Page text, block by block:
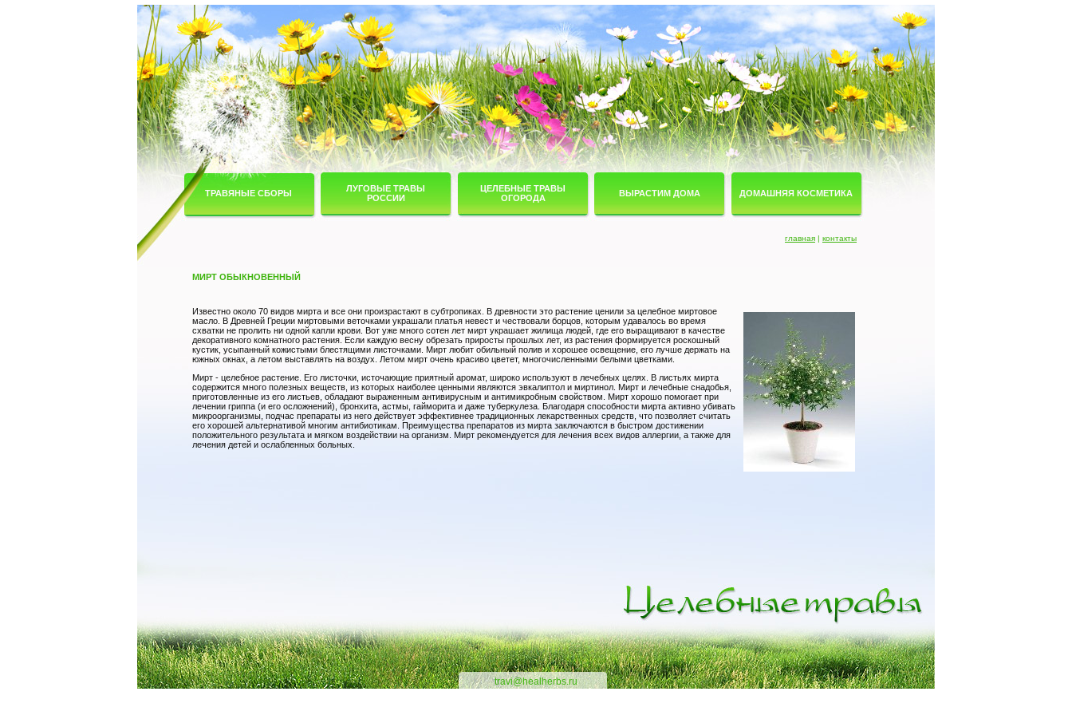
ТРАВЯНЫЕ СБОРЫ
ЛУГОВЫЕ ТРАВЫ
РОССИИ
ЦЕЛЕБНЫЕ ТРАВЫ
ОГОРОДА
ВЫРАСТИМ ДОМА ДОМАШНЯЯ КОСМЕТИКА
главная | контакты
МИРТ ОБЫКНОВЕННЫЙ
Известно около 70 видов мирта и все они произрастают в субтропиках. В древности это растение ценили за целебное миртовое
масло. В Древней Греции миртовыми веточками украшали платья невест и чествовали борцов, которым удавалось во время
схватки не пролить ни одной капли крови. Вот уже много сотен лет мирт украшает жилища людей, где его выращивают в качестве
декоративного комнатного растения. Если каждую весну обрезать приросты прошлых лет, из растения формируется роскошный
кустик, усыпанный кожистыми блестящими листочками. Мирт любит обильный полив и хорошее освещение, его лучше держать на
южных окнах, а летом выставлять на воздух. Летом мирт очень красиво цветет, многочисленными белыми цветками.
Мирт - целебное растение. Его листочки, источающие приятный аромат, широко используют в лечебных целях. В листьях мирта
содержится много полезных веществ, из которых наиболее ценными являются эвкалиптол и миртинол. Мирт и лечебные снадобья,
приготовленные из его листьев, обладают выраженным антивирусным и антимикробным свойством. Мирт хорошо помогает при
лечении гриппа (и его осложнений), бронхита, астмы, гайморита и даже туберкулеза. Благодаря способности мирта активно убивать
микроорганизмы, подчас препараты из него действует эффективнее традиционных лекарственных средств, что позволяет считать
его хорошей альтернативой многим антибиотикам. Преимущества препаратов из мирта заключаются в быстром достижении
положительного результата и мягком воздействии на организм. Мирт рекомендуется для лечения всех видов аллергии, а также для
лечения детей и ослабленных больных.
travi@healherbs.ru